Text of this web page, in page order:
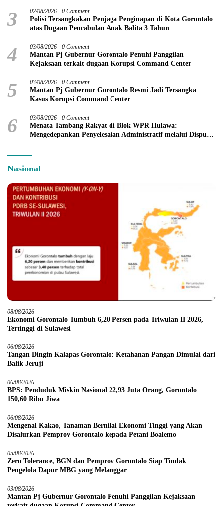
3 02/08/2026 0 Comment
Polisi Tersangkakan Penjaga Penginapan di Kota Gorontalo
atas Dugaan Pencabulan Anak Balita 3 Tahun
4 03/08/2026 0 Comment
Mantan Pj Gubernur Gorontalo Penuhi Panggilan
Kejaksaan terkait dugaan Korupsi Command Center
5 03/08/2026 0 Comment
Mantan Pj Gubernur Gorontalo Resmi Jadi Tersangka
Kasus Korupsi Command Center
6 03/08/2026 0 Comment
Menata Tambang Rakyat di Blok WPR Hulawa:
Mengedepankan Penyelesaian Administratif melalui Dispute
Nasional
08/08/2026
Ekonomi Gorontalo Tumbuh 6,20 Persen pada Triwulan II 2026,
Tertinggi di Sulawesi
06/08/2026
Tangan Dingin Kalapas Gorontalo: Ketahanan Pangan Dimulai dari
Balik Jeruji
06/08/2026
BPS: Penduduk Miskin Nasional 22,93 Juta Orang, Gorontalo
150,60 Ribu Jiwa
06/08/2026
Mengenal Kakao, Tanaman Bernilai Ekonomi Tinggi yang Akan
Disalurkan Pemprov Gorontalo kepada Petani Boalemo
05/08/2026
Zero Tolerance, BGN dan Pemprov Gorontalo Siap Tindak
Pengelola Dapur MBG yang Melanggar
03/08/2026
Mantan Pj Gubernur Gorontalo Penuhi Panggilan Kejaksaan